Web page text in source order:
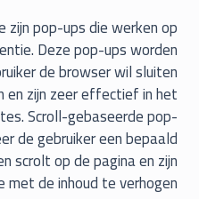
zijn pop-ups die werken op
Deze pop-ups worden
de browser wil sluiten
zijn zeer effectief in het
Scroll-gebaseerde pop-
de gebruiker een bepaald
scrolt op de pagina en zijn
de inhoud te verhogen.